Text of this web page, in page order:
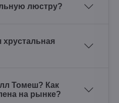
люстру?
хрустальная
Томеш? Как
на рынке?